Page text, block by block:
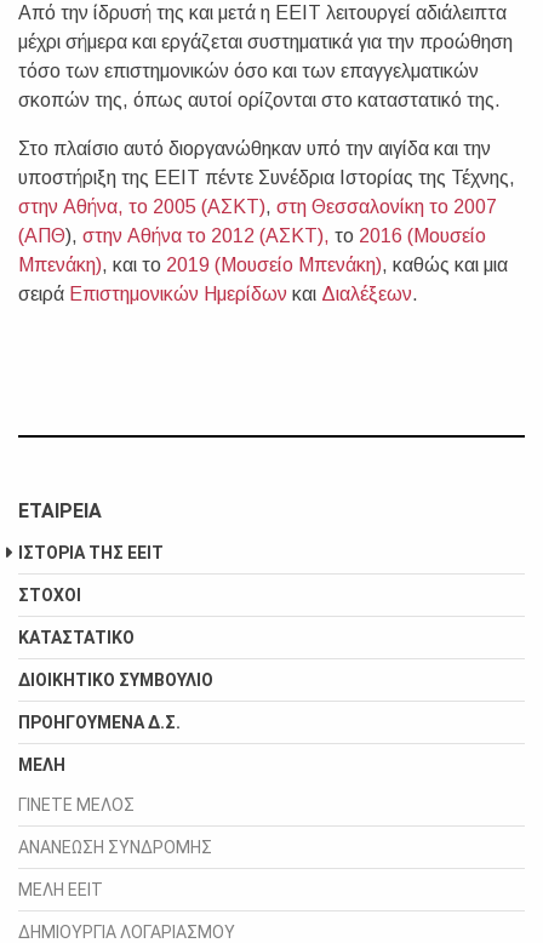
Από την ίδρυσή της και μετά η ΕΕΙΤ λειτουργεί αδιάλειπτα
μέχρι σήμερα και εργάζεται συστηματικά για την προώθηση
τόσο των επιστημονικών όσο και των επαγγελματικών
σκοπών της, όπως αυτοί ορίζονται στο καταστατικό της.
Στο πλαίσιο αυτό διοργανώθηκαν υπό την αιγίδα και την
υποστήριξη της ΕΕΙΤ πέντε Συνέδρια Ιστορίας της Τέχνης,
στην Αθήνα, το 2005 (ΑΣΚΤ), στη Θεσσαλονίκη το 2007
(ΑΠΘ), στην Αθήνα το 2012 (ΑΣΚΤ), το 2016 (Μουσείο
Μπενάκη), και το 2019 (Μουσείο Μπενάκη), καθώς και μια
σειρά Επιστημονικών Ημερίδων και Διαλέξεων.
ΕΤΑΙΡEΙΑ
ΙΣΤΟΡΙΑ ΤΗΣ ΕΕΙΤ
ΣΤΟΧΟΙ
ΚΑΤΑΣΤΑΤΙΚΟ
ΔΙΟΙΚΗΤΙΚΟ ΣΥΜΒΟΥΛΙΟ
ΠΡΟΗΓΟΥΜΕΝΑ Δ.Σ.
ΜΕΛΗ
ΓΙΝΕΤΕ ΜΕΛΟΣ
ΑΝΑΝΕΩΣΗ ΣΥΝΔΡΟΜΗΣ
ΜΕΛΗ ΕΕΙΤ
ΔΗΜΙΟΥΡΓΙΑ ΛΟΓΑΡΙΑΣΜΟΥ